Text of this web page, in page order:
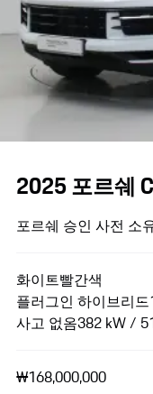
2025 포르쉐
포르쉐 승인 사전 소
화이트빨간색
플러그인 하이브리드
사고 없음382 kW /
₩168,000,000